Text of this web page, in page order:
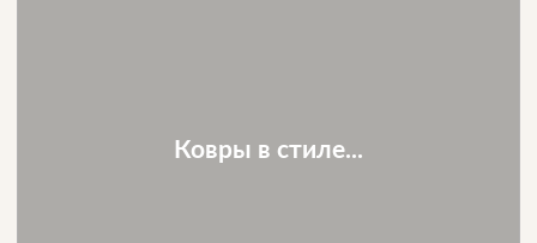
Ковры в стиле...